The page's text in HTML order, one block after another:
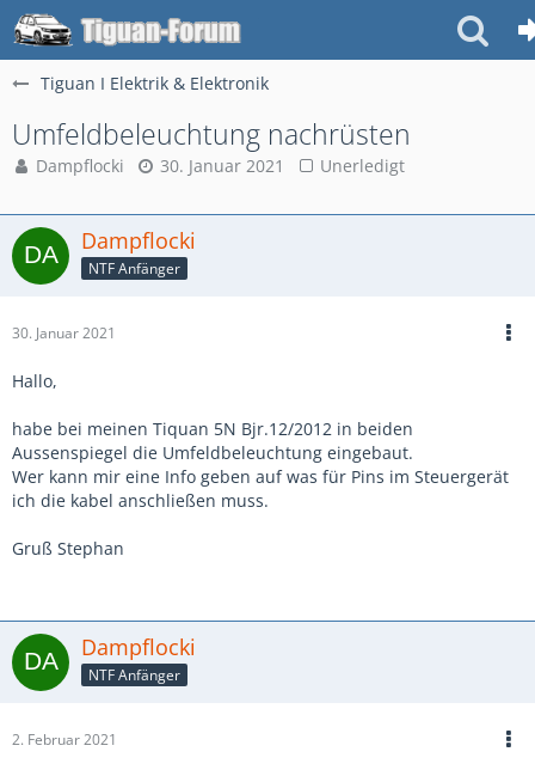
Tiguan I Elektrik & Elektronik
Umfeldbeleuchtung nachrüsten
Dampflocki 30. Januar 2021 Unerledigt
Dampflocki
NTF Anfänger
30. Januar 2021
Hallo,
habe bei meinen Tiquan 5N Bjr.12/2012 in beiden
Aussenspiegel die Umfeldbeleuchtung eingebaut.
Wer kann mir eine Info geben auf was für Pins im Steuergerät
ich die kabel anschließen muss.
Gruß Stephan
Dampflocki
NTF Anfänger
2. Februar 2021